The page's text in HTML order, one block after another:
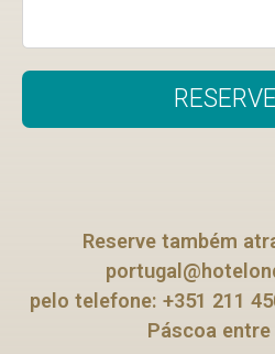
Reserve também
pelo telefone: +351 211
Páscoa